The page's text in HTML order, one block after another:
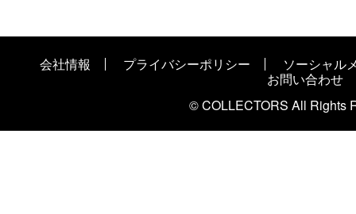
会社情報 プライバシーポリシー
ソーシャル
お問い合わせ
© COLLECTORS All Rights